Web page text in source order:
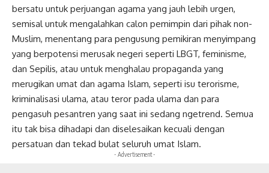
bersatu untuk perjuangan agama yang jauh lebih urgen,
semisal untuk mengalahkan calon pemimpin dari pihak non-
Muslim, menentang para pengusung pemikiran menyimpang
yang berpotensi merusak negeri seperti LBGT, feminisme,
dan Sepilis, atau untuk menghalau propaganda yang
merugikan umat dan agama Islam, seperti isu terorisme,
kriminalisasi ulama, atau teror pada ulama dan para
pengasuh pesantren yang saat ini sedang ngetrend. Semua
itu tak bisa dihadapi dan diselesaikan kecuali dengan
persatuan dan tekad bulat seluruh umat Islam.
- Advertisement -